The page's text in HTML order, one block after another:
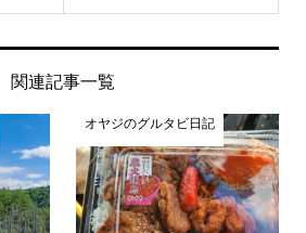
関連記事一覧
オヤジのグルタビ日記